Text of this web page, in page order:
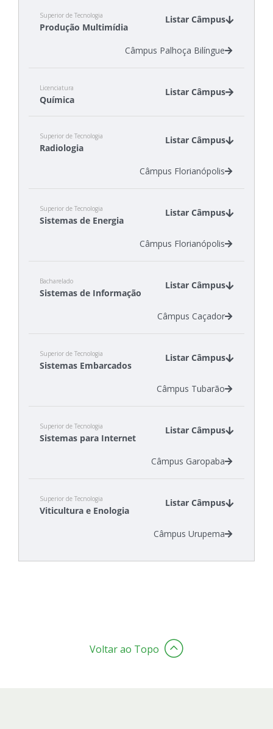
Câmpus São Miguel do Oeste
Superior de Tecnologia
Produção Multimídia
Listar Câmpus
Câmpus Palhoça Bilíngue
Licenciatura
Química
Listar Câmpus
Câmpus São José
Superior de Tecnologia
Radiologia
Listar Câmpus
Câmpus Florianópolis
Superior de Tecnologia
Sistemas de Energia
Listar Câmpus
Câmpus Florianópolis
Bacharelado
Sistemas de Informação
Listar Câmpus
Câmpus Caçador
Superior de Tecnologia
Sistemas Embarcados
Listar Câmpus
Câmpus Tubarão
Superior de Tecnologia
Sistemas para Internet
Listar Câmpus
Câmpus Garopaba
Superior de Tecnologia
Viticultura e Enologia
Listar Câmpus
Câmpus Urupema
Voltar ao Topo